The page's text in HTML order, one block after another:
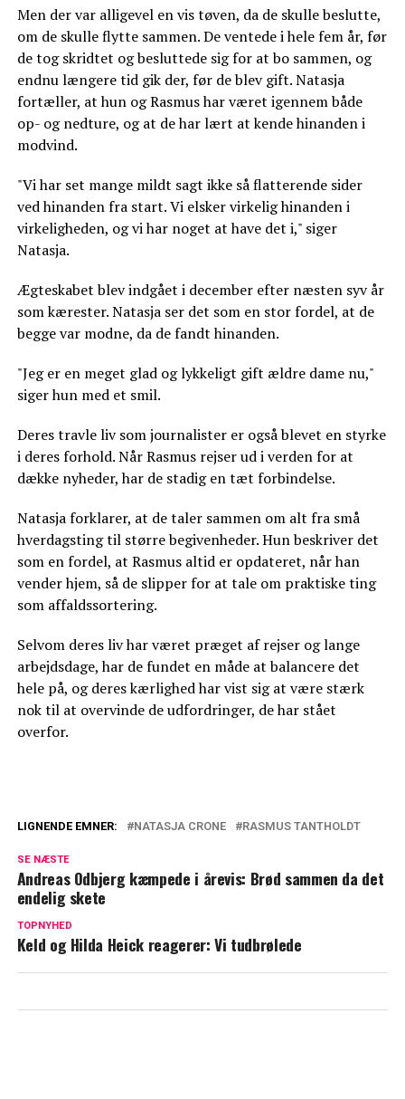
Men der var alligevel en vis tøven, da de skulle beslutte,
om de skulle flytte sammen. De ventede i hele fem år, før
de tog skridtet og besluttede sig for at bo sammen, og
endnu længere tid gik der, før de blev gift. Natasja
fortæller, at hun og Rasmus har været igennem både
op- og nedture, og at de har lært at kende hinanden i
modvind.
"Vi har set mange mildt sagt ikke så flatterende sider
ved hinanden fra start. Vi elsker virkelig hinanden i
virkeligheden, og vi har noget at have det i," siger
Natasja.
Ægteskabet blev indgået i december efter næsten syv år
som kærester. Natasja ser det som en stor fordel, at de
begge var modne, da de fandt hinanden.
"Jeg er en meget glad og lykkeligt gift ældre dame nu,"
siger hun med et smil.
Deres travle liv som journalister er også blevet en styrke
i deres forhold. Når Rasmus rejser ud i verden for at
dække nyheder, har de stadig en tæt forbindelse.
Natasja forklarer, at de taler sammen om alt fra små
hverdagsting til større begivenheder. Hun beskriver det
som en fordel, at Rasmus altid er opdateret, når han
vender hjem, så de slipper for at tale om praktiske ting
som affaldssortering.
Selvom deres liv har været præget af rejser og lange
arbejdsdage, har de fundet en måde at balancere det
hele på, og deres kærlighed har vist sig at være stærk
nok til at overvinde de udfordringer, de har stået
overfor.
chefredaktør for stort mediehus: Kalder
det et overgreb
live-udsendelse: Se klippet her
LIGNENDE EMNER: NATASJA CRONE RASMUS TANTHOLDT
SE NÆSTE
Andreas Odbjerg kæmpede i årevis: Brød sammen da det
endelig skete
TOPNYHED
Keld og Hilda Heick reagerer: Vi tudbrølede